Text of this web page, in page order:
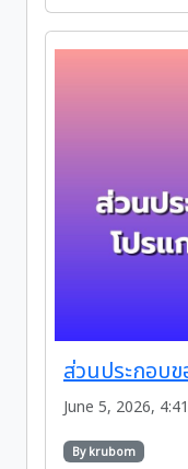
ส่วนประกอบ
June 5, 2026,
By krubom